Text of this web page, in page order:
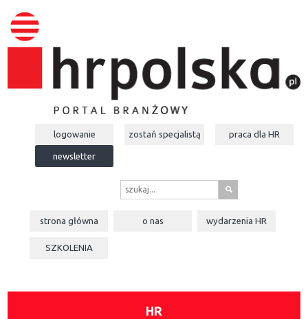
logowanie zostań specjalistą praca dla HR
newsletter
s
strona główna o nas wydarzeniaHR
SZKOLENIA
HR